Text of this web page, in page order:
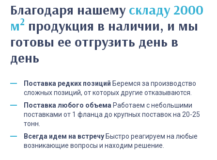
Благодаря нашему складу 2000
м2 продукция в наличии, и мы
готовы ее отгрузить день в
день
Поставка редких позиций Беремся за производство
сложных позиций, от которых другие отказываются.
Поставка любого объема Работаем с небольшими
поставками от 1 фланца до крупных поставок на 20-25
тонн.
Всегда идем на встречу Быстро реагируем на любые
возникающие вопросы и находим решение.